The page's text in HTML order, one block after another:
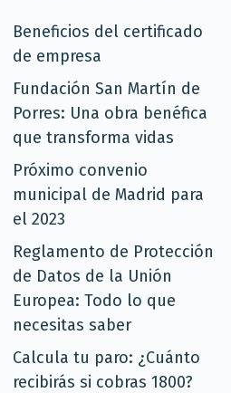
Beneficios del certificado
de empresa
Fundación San Martín de
Porres: Una obra benéfica
que transforma vidas
Próximo convenio
municipal de Madrid para
el 2023
Reglamento de Protección
de Datos de la Unión
Europea: Todo lo que
necesitas saber
Calcula tu paro: ¿Cuánto
recibirás si cobras 1800?